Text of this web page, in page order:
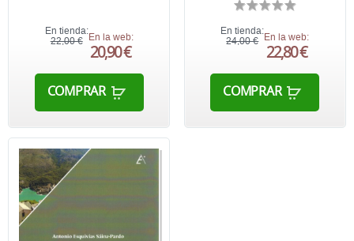
En tienda:
22,00 € En la web:
20,90 €
COMPRAR
En tienda:
24,00 €
En la web:
22,80 €
COMPRAR